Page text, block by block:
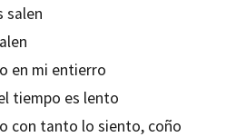
salen
en mi entierro
tiempo es lento
con tanto lo siento, coño